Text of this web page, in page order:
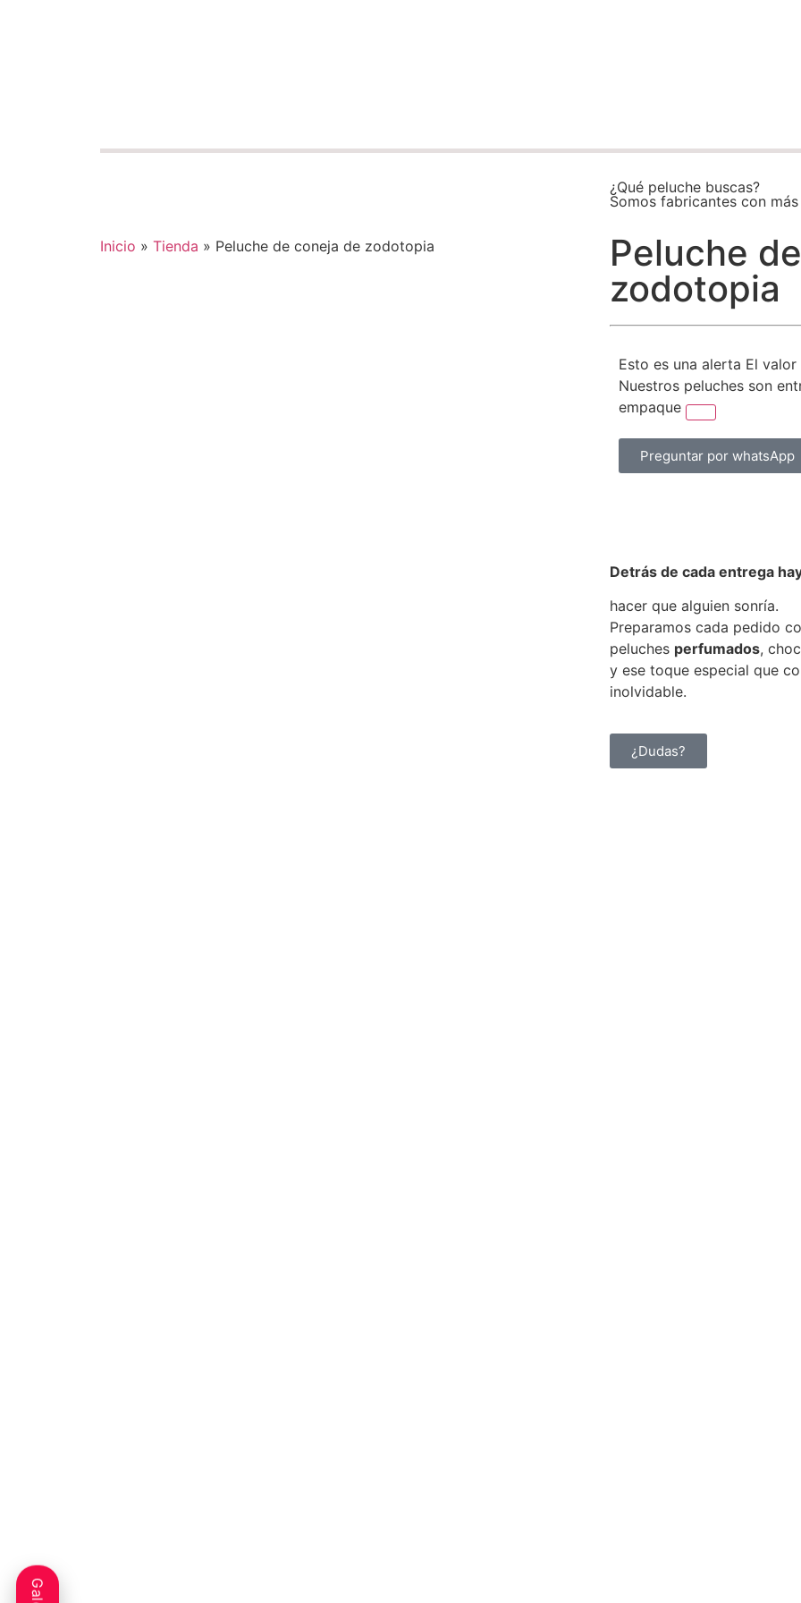
¿Qué peluche buscas?
Somos fabricantes con
Inicio » Tienda » Peluche de coneja de zodotopia
Peluche
zodotopia
Esto es una alerta El
Nuestros peluches son
empaque
Preguntar por whatsApp
Detrás de cada entrega
hacer que alguien sonría.
Preparamos cada pedido
peluches perfumados,
y ese toque especial que
inolvidable.
¿Dudas?